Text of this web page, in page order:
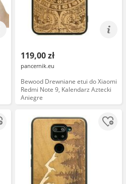
119,00 zł
pancernik.eu
Bewood Drewniane etui do Xiaomi
Redmi Note 9, Kalendarz Aztecki
Aniegre